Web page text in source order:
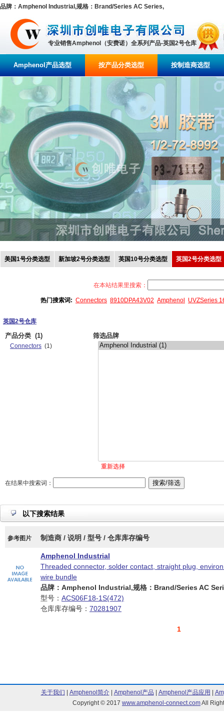
品牌：Amphenol Industrial,规格：Brand/Series AC Series,
专业销售Amphenol（安费诺）全系列产品-英国2号仓库
Amphenol产品选型 按产品分类选型 按制造商选型
美国1号分类选型 新加坡2号分类选型 英国10号分类选型 英国2号分类选型
在本站结果里搜索：
热门搜索词: Connectors 8910DPA43V02 Amphenol UVZSeries
英国2号仓库
产品分类 (1)
Connectors (1)
筛选品牌
重新选择
在结果中搜索词：
以下搜索结果
参考图片 制造商 / 说明 / 型号 / 仓库库存编号
Amphenol Industrial
Threaded connector, solder contact, straight plug,
wire bundle
品牌：Amphenol Industrial,规格：Brand/Series AC
型号： ACS06F18-1S(472)
仓库库存编号： 70281907
1
关于我们 Amphenol简介| Amphenol产品 Amphenol产品应用
Copyright © 2017 www.amphenol-connect.comAll